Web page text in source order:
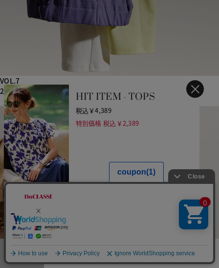
HIT ITEM - TOPS
税込￥4,389
特別価格 税込￥2,389
VOL.7
2022春夏パンツ